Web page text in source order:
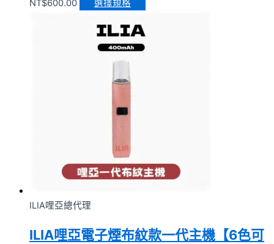
NT$600.00 選擇規格
ILIA哩亞總代理
ILIA哩亞電子煙布紋款一代主機【6色可